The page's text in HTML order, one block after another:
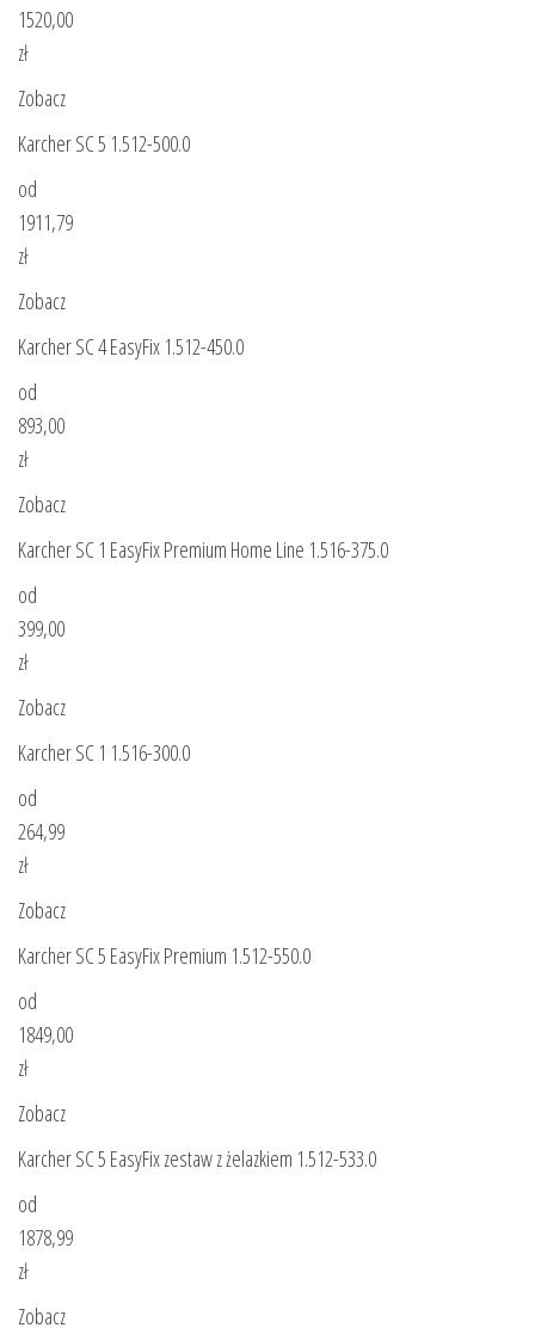
1520,00
zł
Zobacz
Karcher SC 5 1.512-500.0
od
1911,79
zł
Zobacz
Karcher SC 4 EasyFix 1.512-450.0
od
893,00
zł
Zobacz
Karcher SC 1 EasyFix Premium Home Line 1.516-375.0
od
399,00
zł
Zobacz
Karcher SC 1 1.516-300.0
od
264,99
zł
Zobacz
Karcher SC 5 EasyFix Premium 1.512-550.0
od
1849,00
zł
Zobacz
Karcher SC 5 EasyFix zestaw z żelazkiem 1.512-533.0
od
1878,99
zł
Zobacz